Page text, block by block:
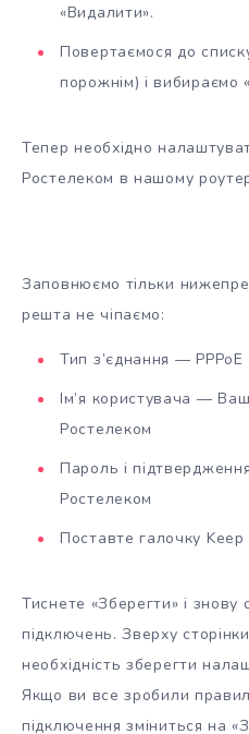
«Видалити».
Повертаємося до
порожнім) і вибираємо
Тепер необхідно
Ростелеком в нашому
Заповнюємо тільки
решта не чіпаємо:
Тип з’єднання — PPPoE
Ім’я користувача —
Ростелеком
Пароль і
Ростелеком
Поставте галочку
Тиснете «Зберегти» і знову
підключень. Зверху
необхідність зберегти
Якщо ви все зробили
підключення зміниться на